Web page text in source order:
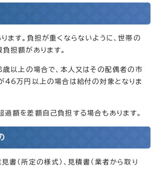
ます。負担が重くならないように、世帯の
担額があります。
歳以上の場合で、本人又はその配偶者の市
46万円以上の場合は給付の対象となりま
額を差額自己負担する場合もあります。
書（所定の様式）、見積書（業者から取り